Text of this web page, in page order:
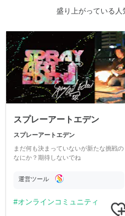
盛り上がっている人
スプレーアートエデン
スプレーアートエデン
まだ何も決まっていないが新たな挑戦の
なにか？期待しないでね
運営ツール
オンラインコミュニティ